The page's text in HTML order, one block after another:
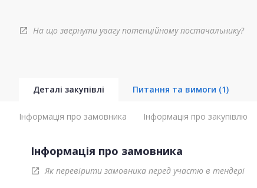
open_in_new На що звернути увагу потенційному постачальнику?
Деталі закупівлі Питання та вимоги (1)
Інформація про замовника Інформація про закупівлю
Інформація про замовника
open_in_new Як перевірити замовника перед участю в тендері